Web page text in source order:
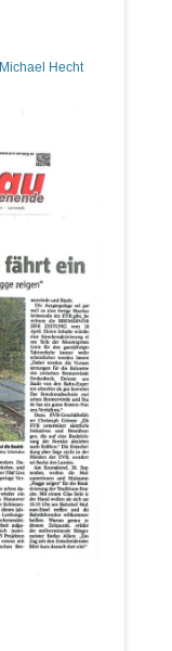
Michael Hecht